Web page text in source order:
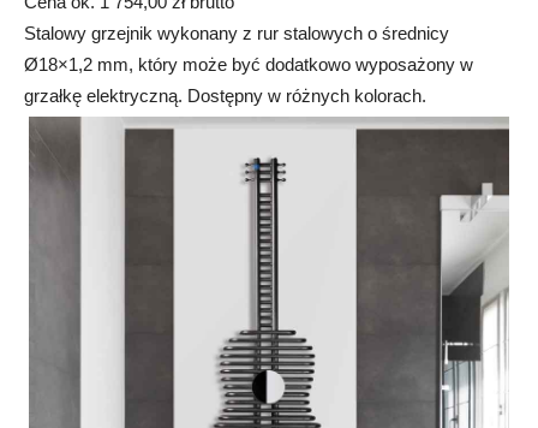
Stalowy grzejnik wykonany z rur stalowych o średnicy
Ø18×1,2 mm, który może być dodatkowo wyposażony w
grzałkę elektryczną. Dostępny w różnych kolorach.